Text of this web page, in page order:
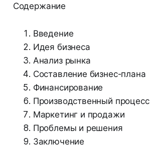
Содержание
Введение
Идея бизнеса
Анализ рынка
Составление бизнес-плана
Финансирование
Производственный процесс
Маркетинг и продажи
Проблемы и решения
Заключение